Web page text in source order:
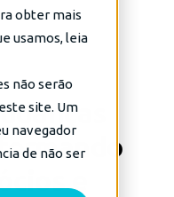
obter mais
usamos, leia
não serão
site. Um
navegador
de não ser
e